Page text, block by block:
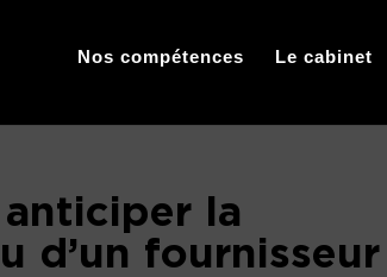
Nos compétences Le cabinet
la
d’un fournisseur